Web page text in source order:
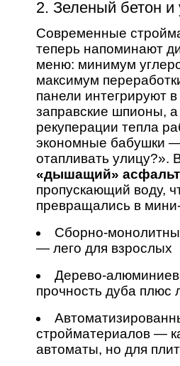
2. Зеленый бетон и
Современные
теперь напоминают
меню: минимум
максимум
панели интегрируют
заправские шпионы,
рекуперации тепла
экономные бабушки
отапливать улицу?».
«дышащий» асфальт
пропускающий воду,
превращались в
Сборно-
— лего для взрослых
Дерево-
прочность дуба плюс
стройматериалов —
автоматы, но для